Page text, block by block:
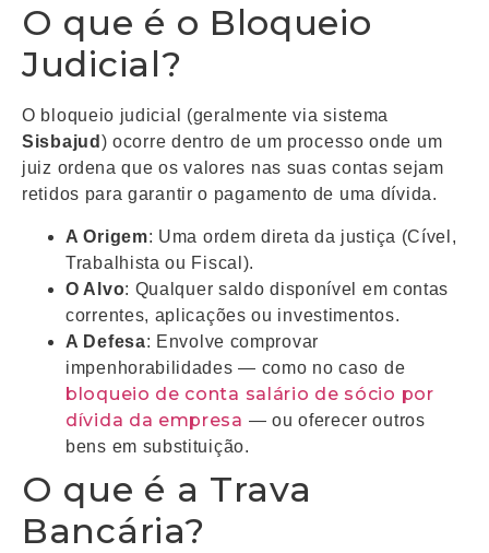
O que é o Bloqueio
Judicial?
O bloqueio judicial (geralmente via sistema
Sisbajud ) ocorre dentro de um processo onde um
juiz ordena que os valores nas suas contas sejam
retidos para garantir o pagamento de uma dívida.
A Origem: Uma ordem direta da justiça (Cível,
Trabalhista ou Fiscal).
O Alvo: Qualquer saldo disponível em contas
correntes, aplicações ou investimentos.
A Defesa: Envolve comprovar
impenhorabilidades — como no caso de
bloqueio de conta salário de sócio por
dívida da empresa — ou oferecer outros
bens em substituição.
O que é a Trava
Bancária?